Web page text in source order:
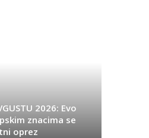
2026: Evo
znacima se
oprez